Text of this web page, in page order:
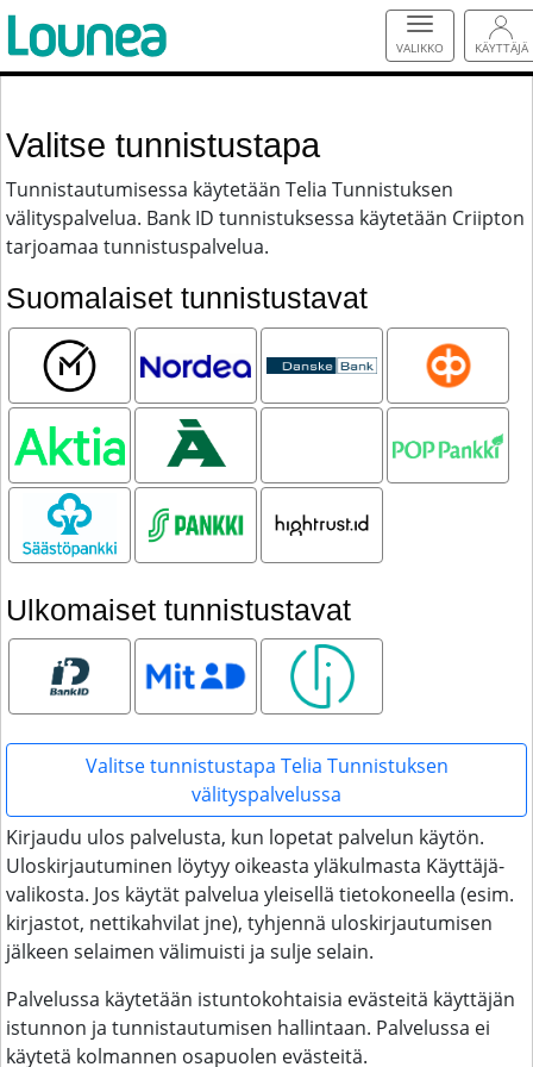
VALIKKO KÄYTTÄJÄ
Valitse tunnistustapa
Tunnistautumisessa käytetään Telia Tunnistuksen
välityspalvelua. Bank ID tunnistuksessa käytetään Criipton
tarjoamaa tunnistuspalvelua.
Suomalaiset tunnistustavat
Mobiilivarmenne
Bank
OP
Aktia Ålandsbanken
Säästöpankki S-pankki
Ulkomaiset tunnistustavat
Bank ID MitID Smart ID
Valitse tunnistustapa Telia Tunnistuksen
välityspalvelussa
Kirjaudu ulos palvelusta, kun lopetat palvelun käytön.
Uloskirjautuminen löytyy oikeasta yläkulmasta Käyttäjä-
valikosta. Jos käytät palvelua yleisellä tietokoneella (esim.
kirjastot, nettikahvilat jne), tyhjennä uloskirjautumisen
jälkeen selaimen välimuisti ja sulje selain.
Palvelussa käytetään istuntokohtaisia evästeitä käyttäjän
istunnon ja tunnistautumisen hallintaan. Palvelussa ei
käytetä kolmannen osapuolen evästeitä.